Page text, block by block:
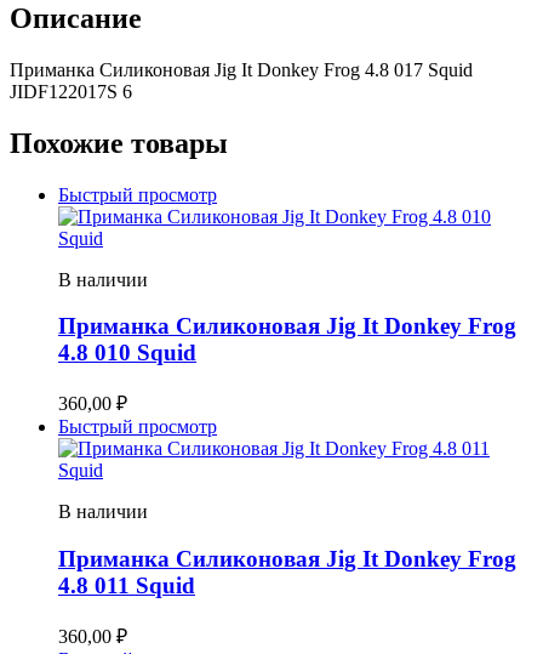
Описание
Приманка Силиконовая Jig It Donkey Frog 4.8 017 Squid
JIDF122017S 6
Похожие товары
Быстрый просмотр
В наличии
Приманка Силиконовая Jig It Donkey Frog
4.8 010 Squid
360,00 ₽
Быстрый просмотр
В наличии
Приманка Силиконовая Jig It Donkey Frog
4.8 011 Squid
360,00 ₽